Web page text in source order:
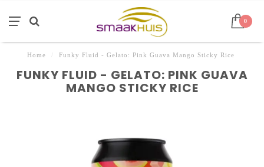
0
Home Funky Fluid - Gelato: Pink Guava Mango Sticky Rice
FUNKY FLUID - GELATO: PINK GUAVA
MANGO STICKY RICE